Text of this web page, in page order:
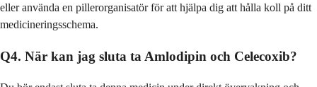
eller använda en pillerorganisatör för att hjälpa dig att hålla koll på ditt
medicineringsschema.
Q4. När kan jag sluta ta Amlodipin och Celecoxib?